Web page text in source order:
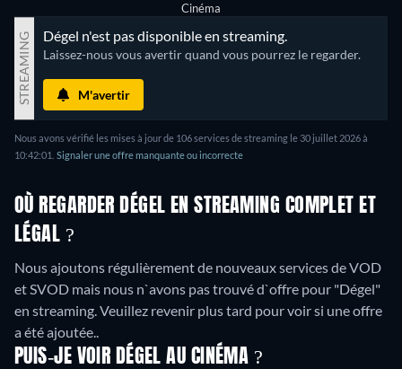
Cinéma
STREAMING Dégel n'est pas disponible en streaming.
Laissez-nous vous avertir quand vous pourrez le regarder.
M'avertir
Nous avons vérifié les mises à jour de 106 services de streaming le 30 juillet 2026 à
10:42:01. Signaler une offre manquante ou incorrecte
OÙ REGARDER DÉGEL EN STREAMING COMPLET ET
LÉGAL ?
Nous ajoutons régulièrement de nouveaux services de VOD
et SVOD mais nous n`avons pas trouvé d`offre pour "Dégel"
en streaming. Veuillez revenir plus tard pour voir si une offre
a été ajoutée..
PUIS-JE VOIR DÉGEL AU CINÉMA ?